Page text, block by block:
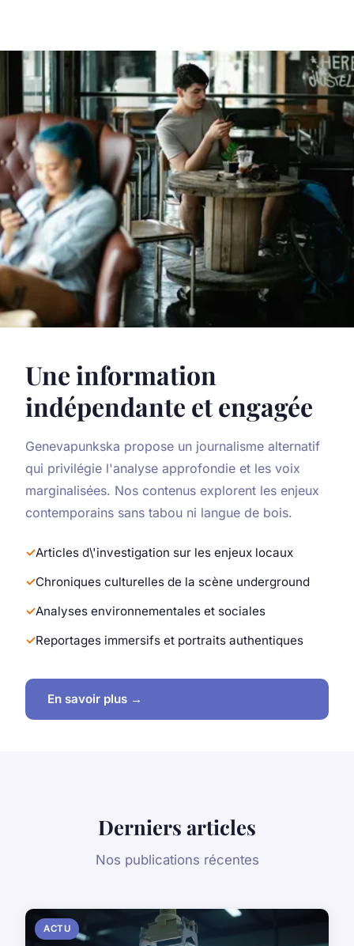
Une information
indépendante et engagée
Genevapunkska propose un journalisme alternatif
qui privilégie l'analyse approfondie et les voix
marginalisées. Nos contenus explorent les enjeux
contemporains sans tabou ni langue de bois.
Articles d\'investigation sur les enjeux locaux
Chroniques culturelles de la scène underground
Analyses environnementales et sociales
Reportages immersifs et portraits authentiques
En savoir plus →
Derniers articles
Nos publications récentes
ACTU